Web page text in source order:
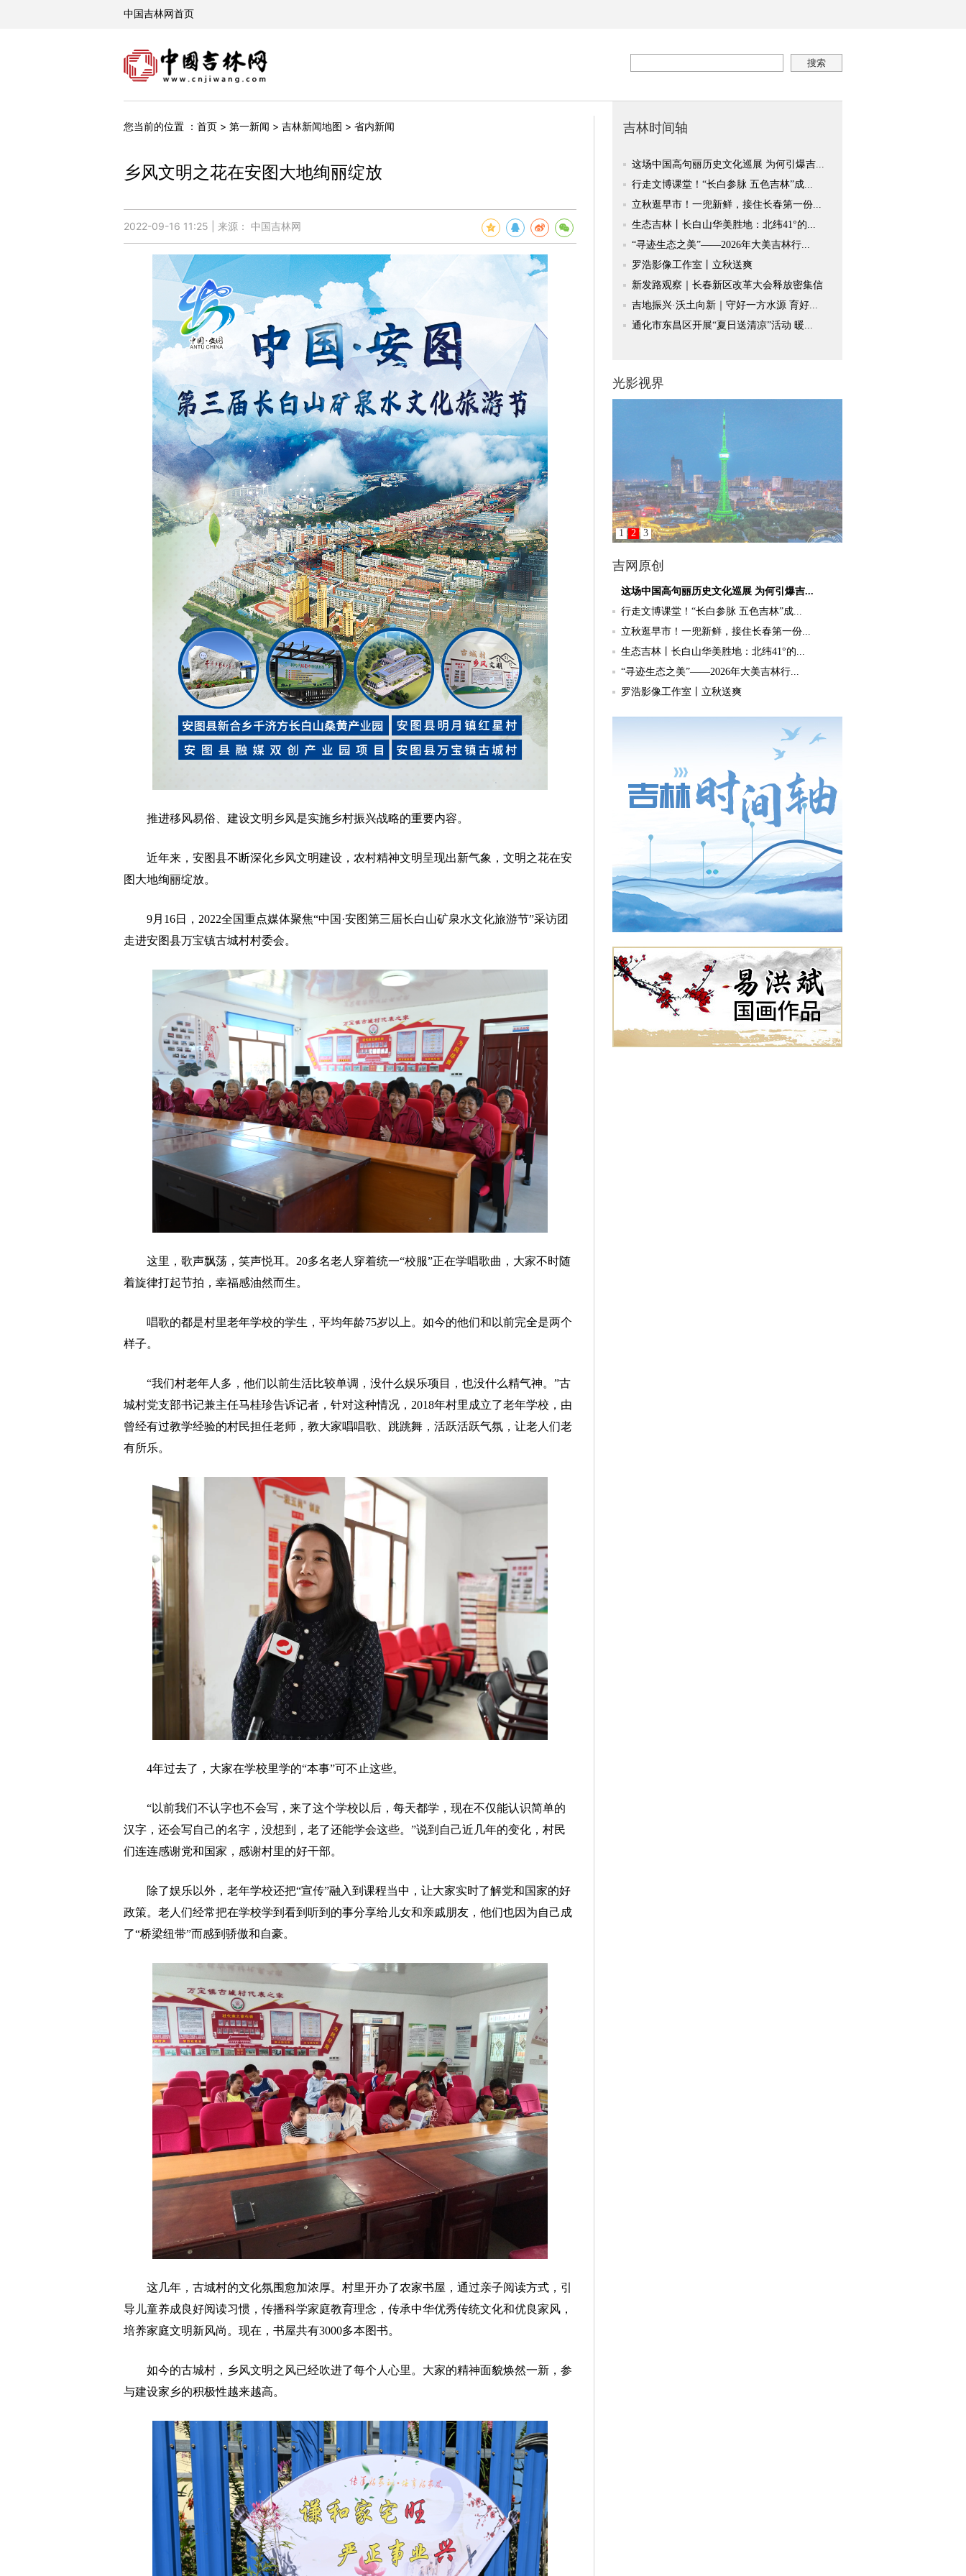
您当前的位置 ： 首页 > 第一新闻 > 吉林新闻地图 > 省内新闻
乡风文明之花在安图大地绚丽绽放
2022-09-16 11:25 | 来源： 中国吉林网
推进移风易俗、建设文明乡风是实施乡村振兴战略的重要内容。
近年来，安图县不断深化乡风文明建设，农村精神文明呈现出新气象，文明之花在安
图大地绚丽绽放。
9月16日，2022全国重点媒体聚焦“中国·安图第三届长白山矿泉水文化旅游节”采访团
走进安图县万宝镇古城村村委会。
这里，歌声飘荡，笑声悦耳。20多名老人穿着统一“校服”正在学唱歌曲，大家不时随
着旋律打起节拍，幸福感油然而生。
唱歌的都是村里老年学校的学生，平均年龄75岁以上。如今的他们和以前完全是两个
样子。
“我们村老年人多，他们以前生活比较单调，没什么娱乐项目，也没什么精气神。”古
城村党支部书记兼主任马桂珍告诉记者，针对这种情况，2018年村里成立了老年学校，由
曾经有过教学经验的村民担任老师，教大家唱唱歌、跳跳舞，活跃活跃气氛，让老人们老
有所乐。
4年过去了，大家在学校里学的“本事”可不止这些。
“以前我们不认字也不会写，来了这个学校以后，每天都学，现在不仅能认识简单的
汉字，还会写自己的名字，没想到，老了还能学会这些。”说到自己近几年的变化，村民
们连连感谢党和国家，感谢村里的好干部。
除了娱乐以外，老年学校还把“宣传”融入到课程当中，让大家实时了解党和国家的好
政策。老人们经常把在学校学到看到听到的事分享给儿女和亲戚朋友，他们也因为自己成
了“桥梁纽带”而感到骄傲和自豪。
这几年，古城村的文化氛围愈加浓厚。村里开办了农家书屋，通过亲子阅读方式，引
导儿童养成良好阅读习惯，传播科学家庭教育理念，传承中华优秀传统文化和优良家风，
培养家庭文明新风尚。现在，书屋共有3000多本图书。
如今的古城村，乡风文明之风已经吹进了每个人心里。大家的精神面貌焕然一新，参
与建设家乡的积极性越来越高。